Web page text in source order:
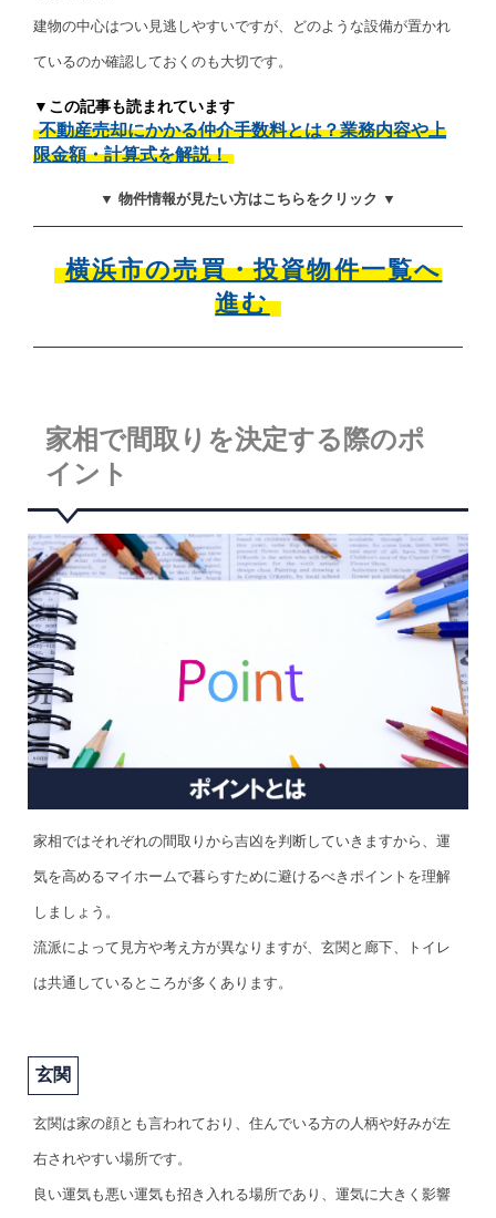
建物の中心はつい見逃しやすいですが、どのような設備が置かれ
ているのか確認しておくのも大切です。
▼この記事も読まれています
不動産売却にかかる仲介手数料とは？業務内容や上
限金額・計算式を解説！
▼ 物件情報が見たい方はこちらをクリック ▼
横浜市の売買・投資物件一覧へ
進む
家相で間取りを決定する際のポ
イント
家相ではそれぞれの間取りから吉凶を判断していきますから、運
気を高めるマイホームで暮らすために避けるべきポイントを理解
しましょう。
流派によって見方や考え方が異なりますが、玄関と廊下、トイレ
は共通しているところが多くあります。
玄関
玄関は家の顔とも言われており、住んでいる方の人柄や好みが左
右されやすい場所です。
良い運気も悪い運気も招き入れる場所であり、運気に大きく影響